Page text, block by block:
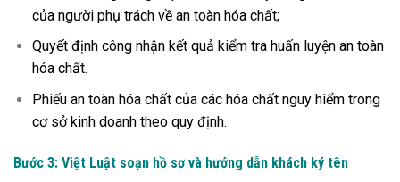
của người phụ trách về an toàn hóa chất;
Quyết định công nhận kết quả kiểm tra huấn luyện an toàn
hóa chất.
Phiếu an toàn hóa chất của các hóa chất nguy hiểm trong
cơ sở kinh doanh theo quy định.
Bước 3: Việt Luật soạn hồ sơ và hướng dẫn khách ký tên